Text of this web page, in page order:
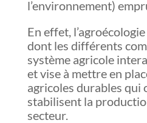
l’environnement)
En effet,
dont les différents
système agricole
et vise à mettre en
agricoles durables qui
stabilisent la
secteur.